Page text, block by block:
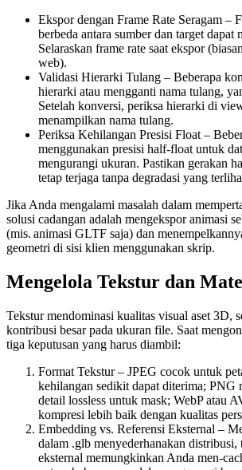
Ekspor dengan Frame Rate Seragam –
berbeda antara sumber dan target dapat
Selaraskan frame rate saat ekspor
web).
Validasi Hierarki Tulang – Beberapa
hierarki atau mengganti nama tulang,
Setelah konversi, periksa hierarki di
menampilkan nama tulang.
Periksa Kehilangan Presisi Float –
menggunakan presisi half‑float untuk
mengurangi ukuran. Pastikan gerakan
tetap terjaga tanpa degradasi yang
Jika Anda mengalami masalah dalam
solusi cadangan adalah mengekspor animasi
(mis. animasi GLTF saja) dan
geometri di sisi klien menggunakan skrip.
Mengelola Tekstur dan
Tekstur mendominasi kualitas visual aset 3D,
kontribusi besar pada ukuran file. Saat
tiga keputusan yang harus diambil:
Format Tekstur– JPEG cocok untuk
kehilangan sedikit dapat diterima; PNG
detail lossless untuk mask; WebP atau
kompresi lebih baik dengan kualitas
Embedding vs. Referensi Eksternal –
dalam .glb menyederhanakan distribusi,
eksternal memungkinkan Anda men-